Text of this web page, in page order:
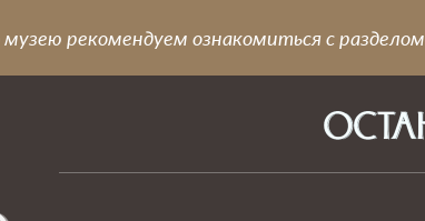
музею рекомендуем ознакомиться с разделом